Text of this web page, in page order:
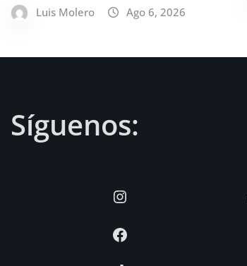
Luis Molero Ago 6, 2026
Síguenos:
Instagram
Facebook